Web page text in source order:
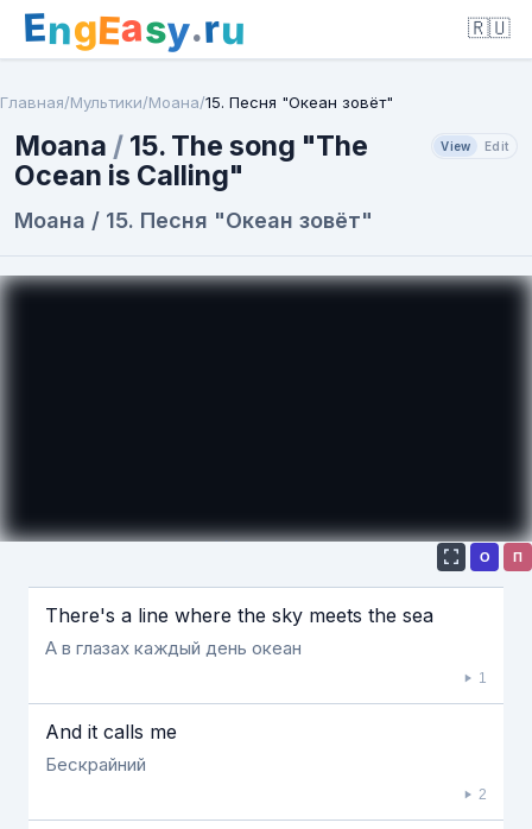
EngEasy.ru 🇷🇺
Главная/Мультики/Моана/15. Песня "Океан зовёт"
Moana / 15. The song "The
Ocean is Calling"
View Edit
Моана / 15. Песня "Океан зовёт"
Если видео долго не грузится, выключите VPN
О П
There's a line where the sky meets the sea
А в глазах каждый день океан
1
And it calls me
Бескрайний
2